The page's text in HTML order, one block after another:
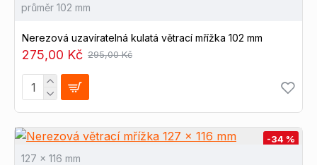
průměr 102 mm
Nerezová uzavíratelná kulatá větrací mřížka 102 mm
275,00 Kč 295,00 Kč
-34 %
127 x 116 mm